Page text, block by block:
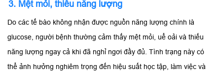
3. Mệt mỏi, thiếu năng lượng
Do các tế bào không nhận được nguồn năng lượng chính là
glucose, người bệnh thường cảm thấy mệt mỏi, uể oải và thiếu
năng lượng ngay cả khi đã nghỉ ngơi đầy đủ. Tình trạng này có
thể ảnh hưởng nghiêm trọng đến hiệu suất học tập, làm việc và